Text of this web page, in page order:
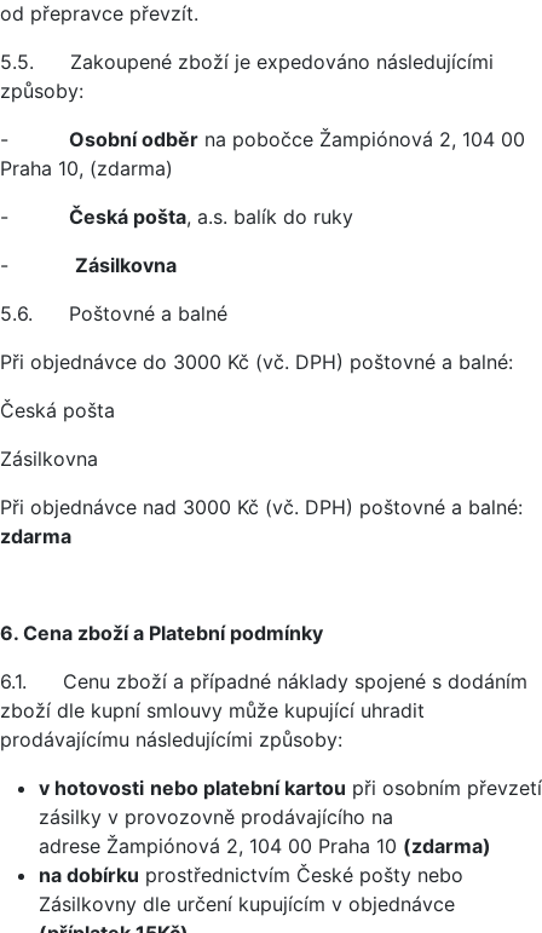
od přepravce převzít.
5.5. Zakoupené zboží je expedováno následujícími
způsoby:
- Osobní odběr na pobočce Žampiónová 2, 104 00
Praha 10, (zdarma)
- Česká pošta, a.s. balík do ruky
- Zásilkovna
5.6. Poštovné a balné
Při objednávce do 3000 Kč (vč. DPH) poštovné a balné:
Česká pošta
Zásilkovna
Při objednávce nad 3000 Kč (vč. DPH) poštovné a balné:
zdarma
6. Cena zboží a Platební podmínky
6.1. Cenu zboží a případné náklady spojené s dodáním
zboží dle kupní smlouvy může kupující uhradit
prodávajícímu následujícími způsoby:
v hotovosti nebo platební kartou při osobním převzetí
zásilky v provozovně prodávajícího na
adrese Žampiónová 2, 104 00 Praha 10 (zdarma)
na dobírku prostřednictvím České pošty nebo
Zásilkovny dle určení kupujícím v objednávce